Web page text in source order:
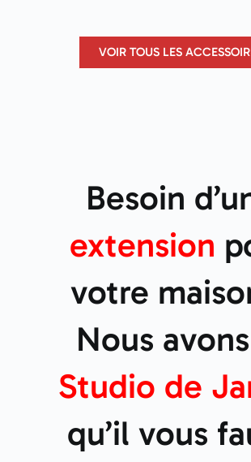
VOIR TOUS LES
Besoin
extension
votre
Nous
Studio de
qu’il vous